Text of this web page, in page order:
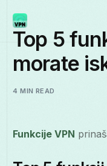
Top 5
morate
4 MIN READ
Funkcije VPN